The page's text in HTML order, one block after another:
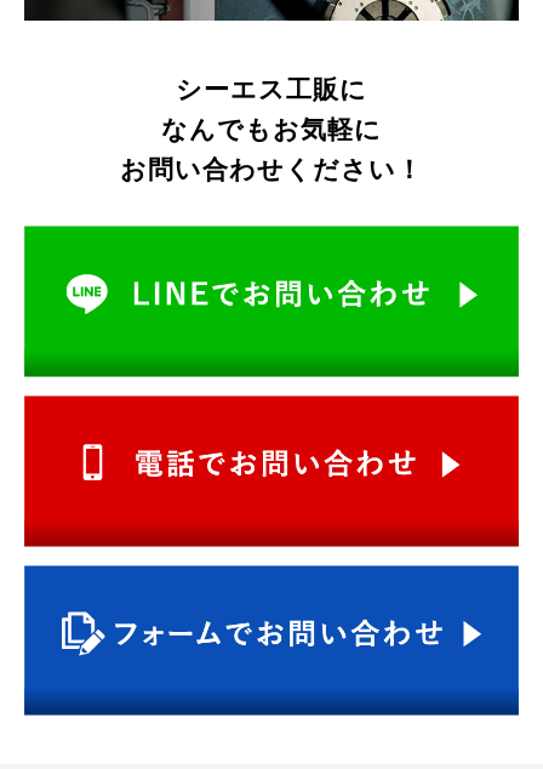
シーエス工販に
なんでもお気軽に
お問い合わせください！